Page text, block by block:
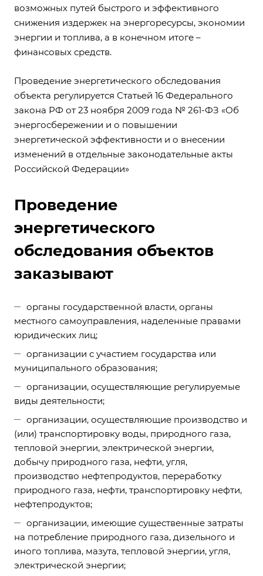
возможных путей быстрого и эффективного
снижения издержек на энергоресурсы, экономии
энергии и топлива, а в конечном итоге –
финансовых средств.
Проведение энергетического обследования
объекта регулируется Статьей 16 Федерального
закона РФ от 23 ноября 2009 года № 261-ФЗ «Об
энергосбережении и о повышении
энергетической эффективности и о внесении
изменений в отдельные законодательные акты
Российской Федерации»
Проведение
энергетического
обследования объектов
заказывают
органы государственной власти, органы
местного самоуправления, наделенные правами
юридических лиц;
организации с участием государства или
муниципального образования;
организации, осуществляющие регулируемые
виды деятельности;
организации, осуществляющие производство и
(или) транспортировку воды, природного газа,
тепловой энергии, электрической энергии,
добычу природного газа, нефти, угля,
производство нефтепродуктов, переработку
природного газа, нефти, транспортировку нефти,
нефтепродуктов;
организации, имеющие существенные затраты
на потребление природного газа, дизельного и
иного топлива, мазута, тепловой энергии, угля,
электрической энергии;